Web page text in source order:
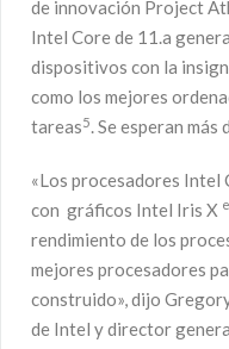
de innovación Project
Intel Core de 11.a
dispositivos con la
como los mejores
tareas5. Se esperan
«Los procesadores Intel
con gráficos Intel Iris X e
rendimiento de los
mejores procesadores
construido», dijo
de Intel y director